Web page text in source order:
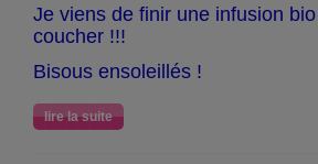
Je viens de finir une infusion
coucher !!!
Bisous ensoleillés !
lire la suite